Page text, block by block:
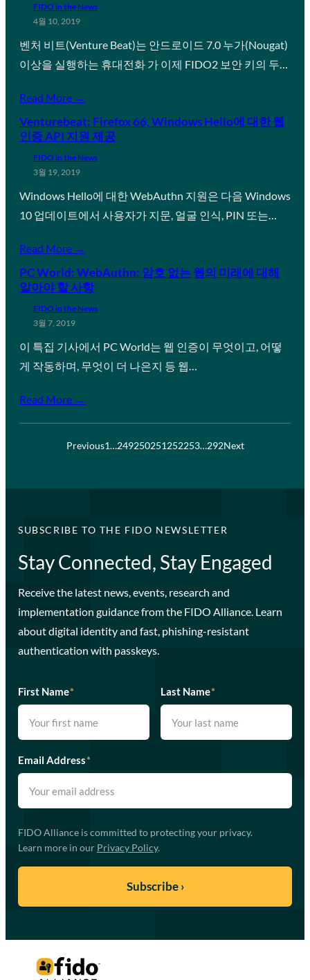
FIDO in the News
4월 10, 2019
벤처 비트(Venture Beat)는 안드로이드 7.0 누가(Nougat)
이상을 실행하는 휴대전화 가 이제 FIDO2 보안 키의 두…
Read More →
Venturebeat: Firefox 66, Windows Hello에 대한 웹
인증 API 지원 제공
FIDO in the News
3월 19, 2019
Windows Hello에 대한 WebAuthn 지원은 다음 Windows
10 업데이트에서 사용자가 지문, 얼굴 인식, PIN 또는…
Read More →
PC World: WebAuthn: 암호 없는 웹의 미래에 대해
알아야 할 사항
FIDO in the News
3월 7, 2019
이 특집 기사에서 PC World는 웹 인증이 무엇이고, 어떻
게 작동하며, 무엇이 더 나은지 등 웹…
Read More →
Previous1…249250251252253…292Next
SUBSCRIBE TO THE FIDO NEWSLETTER
Stay Connected, Stay Engaged
Receive the latest news, events, research and
implementation guidance from the FIDO Alliance. Learn
about digital identity and fast, phishing-resistant
authentication with passkeys.
First Name* Last Name*
Email Address*
FIDO Alliance is committed to protecting your privacy.
Learn more in our Privacy Policy.